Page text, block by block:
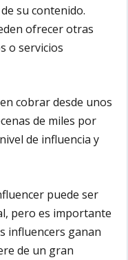
su contenido.
ofrecer otras
o servicios
cobrar desde unos
de miles por
de influencia y
puede ser
pero es importante
influencers ganan
de un gran